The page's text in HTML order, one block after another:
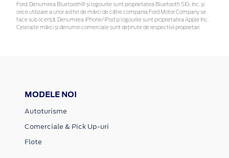
Ford. Denumirea Bluetooth® și logourile sunt proprietatea Bluetooth SIG, Inc. și
orice utilizare a unor astfel de mărci de către compania Ford Motor Company se
face sub licență. Denumirea iPhone/iPod și logourile sunt proprietatea Apple Inc.
Celelalte mărci și denumiri comerciale sunt deținute de respectivii proprietari
MODELE NOI
Autoturisme
Comerciale & Pick Up-uri
Flote